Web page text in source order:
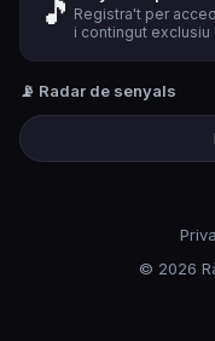
🎵 Registra't per
i contingut exclusiu
📡 Radar de senyals
© 2026